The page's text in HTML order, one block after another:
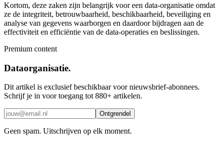
Kortom, deze zaken zijn belangrijk voor een data-organisatie omdat
ze de integriteit, betrouwbaarheid, beschikbaarheid, beveiliging en
analyse van gegevens waarborgen en daardoor bijdragen aan de
effectiviteit en efficiëntie van de data-operaties en beslissingen.
Premium content
Dataorganisatie.
Dit artikel is exclusief beschikbaar voor nieuwsbrief-abonnees.
Schrijf je in voor toegang tot 880+ artikelen.
Ontgrendel
Geen spam. Uitschrijven op elk moment.